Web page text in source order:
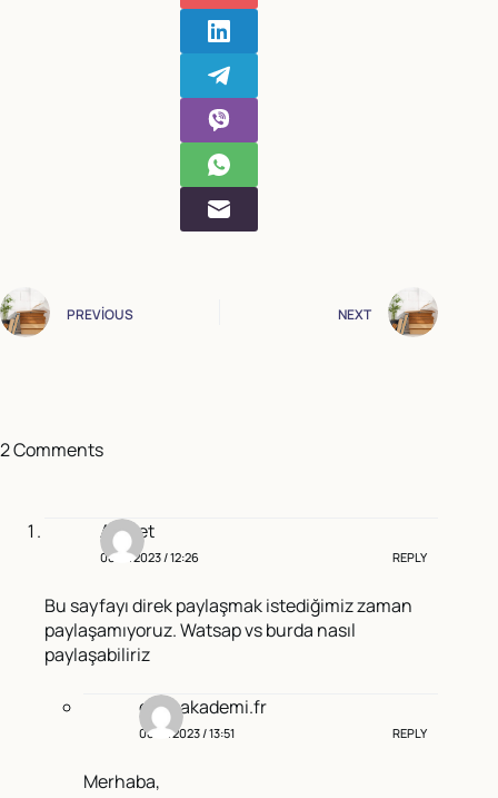
PREVIOUS NEXT
2 Comments
Ahmet
08/11/2023 / 12:26 REPLY
Bu sayfayı direk paylaşmak istediğimiz zaman
paylaşamıyoruz. Watsap vs burda nasıl
paylaşabiliriz
gencakademi.fr
08/11/2023 / 13:51 REPLY
Merhaba,